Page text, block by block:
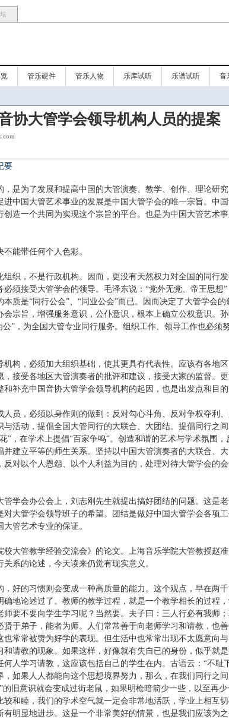
管乐硬件 管乐人物 乐库试听 乐谱试听 音
协大管学会领导机构人员的提案
要
是为了发展和提高中国的大管演奏、教学、创作、理论研
中国大管艺术事业的发展是中国大管学会的唯一宗旨。中
造一个共同为实现这个宗旨的平台。也是为中国大管艺术
能带任何个人色彩。
织，不是行政机构。因而，更没有天然权力对全国的同行
必须接受大管学会的领导。毛泽东说：“党外无党、帝王思想”
质是“同行公会”、“同业公会”而已。因而决定了大管学会的
宗旨，增强服务意识，公仆意识，根本上确立公权意识。
”，为全国大管专业同行服务。组织工作、领导工作也必须
构，必须加大组织基础，使其更具有代表性。应该有各地
接受各地区大管演奏者的批评和建议，接受大家的监督。
补充中国音协大管学会领导机构的起因，也是出发点和目的
人员，必须以身作则的做到：反对勾心斗角、反对争权夺利
活动，提倡全国大管同行的大联合、大团结。提倡同行之间
”，在学术上提倡“百家争鸣”。创造和谐的艺术与学术氛围，
建立平等的师生关系。坚持以中国大管演奏者的大联合、大
对以个人恩怨、以个人利益为目的，处理对待大管学会的
管学会办公会上，刘志刚先生就提出搞好团结的问题。这是
大管学会领导班子的希望。团结是做好中国大管学会各项工
管艺术专业的保证。
校大管教学经验交流会》的论文。上海音乐学院大管教授赵
系的论述，今天读来仍觉有现实意义。
，好的习惯则会变成一种高质量的能力。这个观点，早在两
地论述过了。教师的教学过程，就是一个教学相长的过程
师要不要向学生学习呢？当然要。夫子曰：三人行必有我师
于弟子，能者为师。人们常常善于向老师学习和请教，也
常常被赞为好学的表现。但生活中也常常出现不太愿意向
和请教的现象。如果这样，好像就有失自已的身份，似乎就
人学习请教，这应该包括自己的学生在内。古语云：“不耻
如果人人都能向这个思想境界努力，那么，在我们同行之
旧意识就会变成过街老鼠，如果明枪暗箭少一些，以至再少
和睦，我们的学术空气就一定会非常地活跃，学业上相互
明显地进步。这是一个非常美好的情景，也是我们应该为